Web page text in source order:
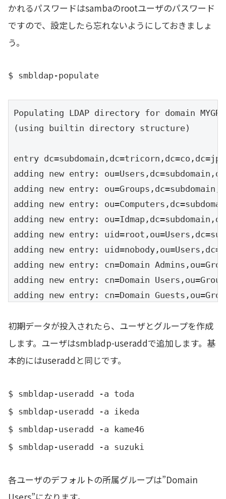
かれるパスワードはsambaのrootユーザのパスワード
ですので、設定したら忘れないようにしておきましょ
う。
$ smbldap-populate
Populating LDAP directory for domain
(using builtin directory structure)
entry
adding new entry:
adding new entry:
adding new entry:
adding new entry:
adding new entry:
adding new entry:
adding new entry: cn=Domain
adding new entry: cn=Domain
adding new entry: cn=Domain
adding new entry:
adding new entry: cn=Account
adding new entry: cn=Print
adding new entry:
Please provide a password for the domain
Changing UNIX and samba passwords for root
Retype new password:
初期データが投入されたら、ユーザとグループを作成
します。ユーザはsmbladp-useraddで追加します。基
本的にはuseraddと同じです。
$ smbldap-useradd -a toda
$ smbldap-useradd -a ikeda
$ smbldap-useradd -a kame46
$ smbldap-useradd -a suzuki
各ユーザのデフォルトの所属グループは”Domain